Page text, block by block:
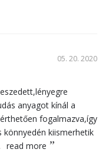
05. 20. 2020
anyagot kínál a
fogalmazva,így
könnyedén kiismerhetik
read more